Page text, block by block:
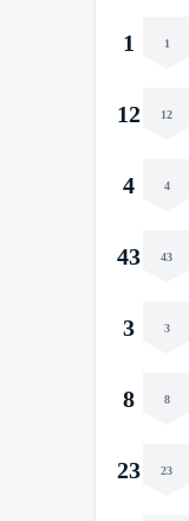
1 1
12 12
4 4
43 43
3 3
8 8
23 23